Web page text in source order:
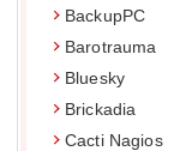
BackupPC
Barotrauma
Bluesky
Brickadia
Cacti Nagios